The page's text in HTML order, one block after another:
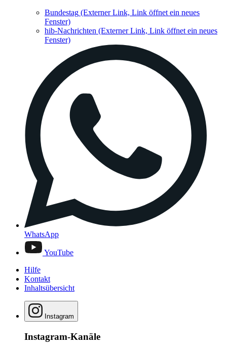
Bundestag (Externer Link, Link öffnet ein neues
Fenster)
hib-Nachrichten (Externer Link, Link öffnet ein neues
Fenster)
WhatsApp
YouTube
Hilfe
Kontakt
Inhaltsübersicht
Instagram
Instagram-Kanäle